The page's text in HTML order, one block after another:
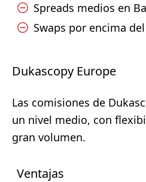
Spreads medios en
Swaps por encima
Dukascopy Europe
Las comisiones de
un nivel medio, con
gran volumen.
Ventajas